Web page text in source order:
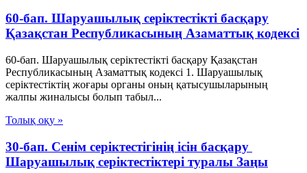
60-бап. Шаруашылық серiктестiктi басқару
Қазақстан Республикасының Азаматтық кодексi
60-бап. Шаруашылық серiктестiктi басқару Қазақстан
Республикасының Азаматтық кодексi 1. Шаруашылық
серiктестiктiң жоғары органы оның қатысушыларының
жалпы жиналысы болып табыл...
Толық оқу »
30-бап. Сенiм серiктестiгiнiң iсiн басқару
Шаруашылық серіктестіктері туралы Заңы